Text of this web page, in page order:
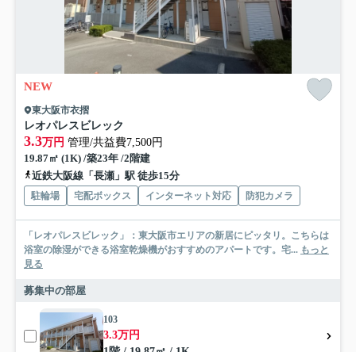
NEW
東大阪市衣摺
レオパレスビレック
3.3万円 管理/共益費7,500円
19.87㎡ (1K) /築23年 /2階建
近鉄大阪線「長瀬」駅 徒歩15分
駐輪場 宅配ボックス インターネット対応 防犯カメラ
「レオパレスビレック」：東大阪市エリアの新居にピッタリ。こちらは
浴室の除湿ができる浴室乾燥機がおすすめのアパートです。宅... もっと
見る
募集中の部屋
103
3.3万円